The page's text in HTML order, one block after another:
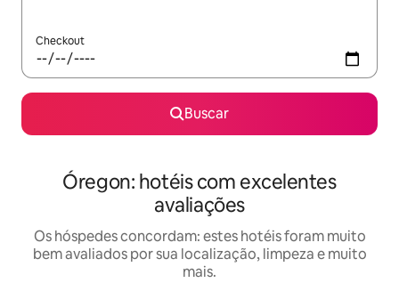
Checkout
Buscar
Óregon: hotéis com excelentes
avaliações
Os hóspedes concordam: estes hotéis foram muito
bem avaliados por sua localização, limpeza e muito
mais.